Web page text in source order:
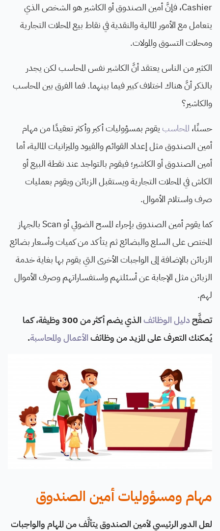
Cashier، فإنَّ أمين الصندوق أو الكاشير هو الشخص الذي
يتعامل مع الأمور المالية والنقدية في نقاط بيع المحلات التجارية
ومحلات التسوق والمولات.
الكثير من الناس يعتقد أنَّ الكاشير نفس المحاسب لكن يجدر
بالذكر أنَّ هناك اختلاف كبير فيما بينهما. فما الفرق بين المحاسب
والكاشير؟
حسنًا، المحاسبيقوم بمسؤوليات أكبر وأكثر تعقيدًا من مهام
أمين الصندوق مثل إعداد القوائم والقيود والميزانيات المالية، أما
أمين الصندوق أو الكاشير؛ فيقوم بالتواجد عند نقطة البيع أو
الكاش في المحلات التجارية ويستقبل الزبائن ويقوم بعمليات
صرف واستلام الأموال.
كما يقوم أمين الصندوق بإجراء المسح الضوئي أو Scan بالجهاز
المختص على السلع والبضائع ثم يتأكد من كميات وأسعار بضائع
الزبائن بالإضافة إلى الواجبات الأخرى التي يقوم بها بغاية خدمة
الزبائن مثل الإجابة عن أسئلتهم واستفساراتهم وصرف الأموال
لهم.
تصفَّحدليل الوظائف
الذي يضم أكثر من 300 وظيفة، كما
يُمكنك التعرف على المزيد من وظائفالأعمال والمحاسبة.
مهام ومسؤوليات أمين الصندوق
لعل الدور الرئيسي لأمين الصندوق يتألَّف من المهام والواجبات